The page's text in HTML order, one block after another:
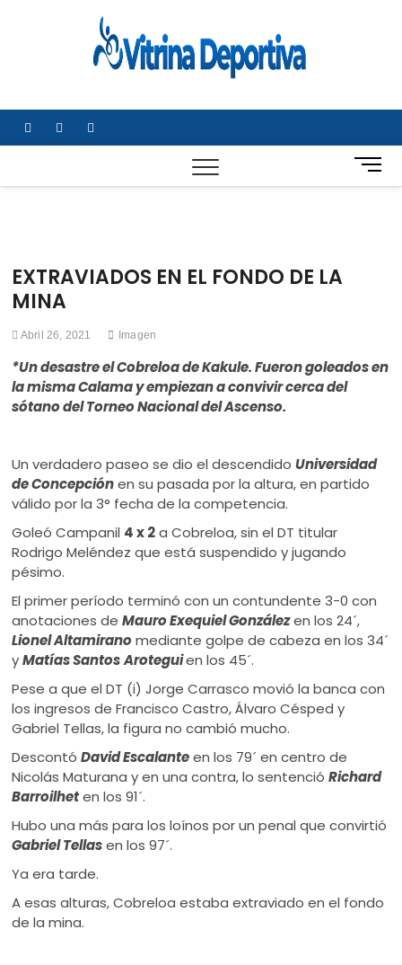
facebooktwitterinstagram
B
o
ú
EXTRAVIADOS EN EL FONDO DE LA
MINA
Abril 26, 2021 Imagen
*Un desastre el Cobreloa de Kakule. Fueron goleados en
la misma Calama y empiezan a convivir cerca del
sótano del Torneo Nacional del Ascenso.
Un verdadero paseo se dio el descendidoUniversidad
de Concepción en su pasada por la altura, en partido
válido por la 3° fecha de la competencia.
Goleó Campanil 4 x 2a Cobreloa, sin el DT titular
Rodrigo Meléndez que está suspendido y jugando
pésimo.
El primer período terminó con un contundente 3-0 con
anotaciones deMauro Exequiel Gonzálezen los 24´,
Lionel Altamiranomediante golpe de cabeza en los 34´
yMatías Santos Aroteguien los 45´.
Pese a que el DT (i) Jorge Carrasco movió la banca con
los ingresos de Francisco Castro, Álvaro Césped y
Gabriel Tellas, la figura no cambió mucho.
DescontóDavid Escalanteen los 79´ en centro de
Nicolás Maturana y en una contra, lo sentencióRichard
Barroilheten los 91´.
Hubo una más para los loínos por un penal que convirtió
Gabriel Tellasen los 97´.
Ya era tarde.
A esas alturas, Cobreloa estaba extraviado en el fondo
de la mina.